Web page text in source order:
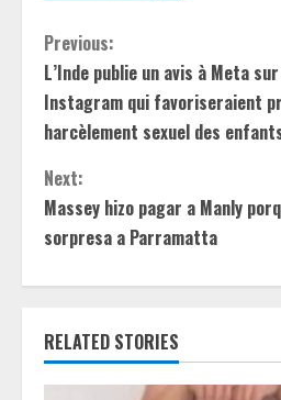
C
o
n
t
i
n
u
e
Previous:
L’Inde publie un avis à Meta
Instagram qui favoriseraient
harcèlement sexuel des
Next:
Massey hizo pagar a Manly
sorpresa a Parramatta
RELATED STORIES